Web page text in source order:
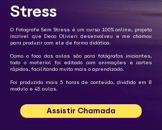
Stress
O Fotografe Sem Stress é um curso 100% online, projeto
incrível que Deco Olivieri desenvolveu e me chamou
para produzir com ele de forma didática.
Como o foco das aulas são para fotógrafos iniciantes,
todo o material foi editado com animações e cortes
rápidos, facilitando muito mais o aprendizado.
Foi produzido mais 5 horas de conteúdo, dividido em 8
modulo e 45 aulas.
Assistir Chamada